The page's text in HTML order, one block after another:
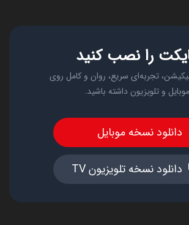
را نصب کنید
تجربه‌ای سریع، روان و کامل روی
موبایل و تلویزیون داشته باشید.
دانلود نسخه موبایل
دانلود نسخه تلویزیون TV